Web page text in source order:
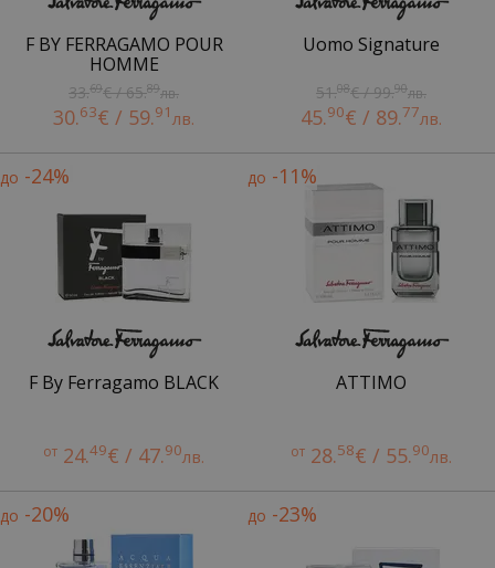
F BY FERRAGAMO POUR
HOMME
33.69€ / 65.89лв.
30.63€ / 59.91лв.
Uomo Signature
51.08€ / 99.90лв.
45.90€ / 89.77лв.
до -24%
F By Ferragamo BLACK
от 24.49€ / 47.90лв.
до -11%
ATTIMO
от 28.58€ / 55.90лв.
до -20% до -23%